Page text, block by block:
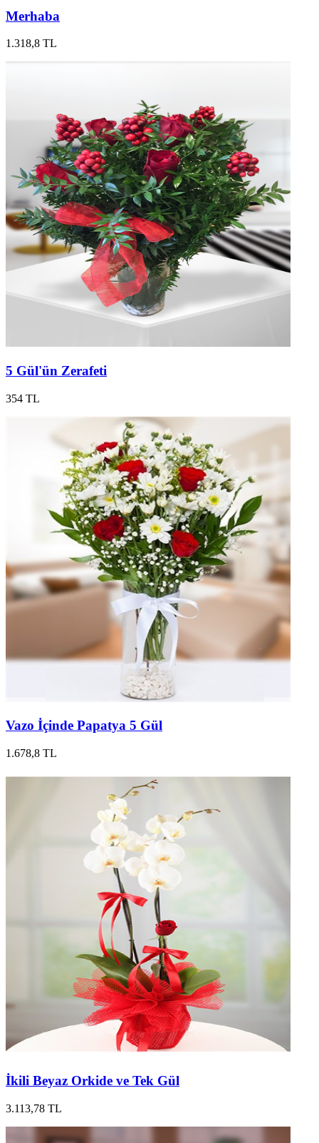
Merhaba
1.318,8 TL
5 Gül'ün Zerafeti
354 TL
Vazo İçinde Papatya 5 Gül
1.678,8 TL
İkili Beyaz Orkide ve Tek Gül
3.113,78 TL